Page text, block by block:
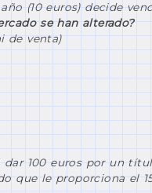
(10 euros) decide
se han alterado?
de venta)
100 euros por un
que le proporciona el